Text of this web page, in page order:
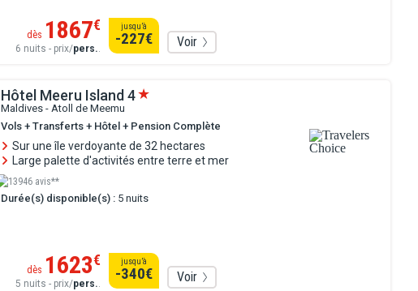
dès 1867€
6 nuits - prix/pers.
jusqu’à
-227€ Voir
Hôtel Meeru Island4
Maldives - Atoll de Meemu
Vols + Transferts + Hôtel + Pension Complète
Sur une île verdoyante de 32 hectares
Large palette d'activités entre terre et mer
13946 avis**
Durée(s) disponible(s) : 5 nuits
dès 1623€
5 nuits - prix/pers.
jusqu’à
-340€ Voir